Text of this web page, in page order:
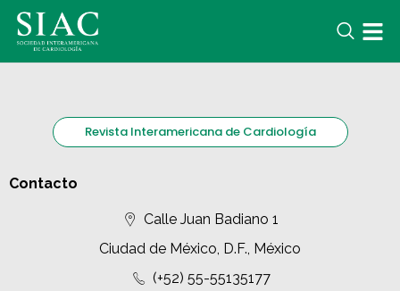
Revista Interamericana de Cardiología
Contacto
Calle Juan Badiano 1
Ciudad de México, D.F., México
(+52) 55-55135177